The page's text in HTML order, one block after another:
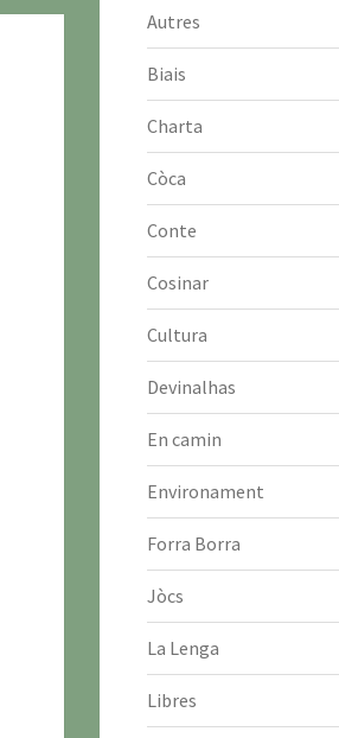
Autres
Biais
Charta
Còca
Conte
Cosinar
Cultura
Devinalhas
En camin
Environament
Forra Borra
Jòcs
La Lenga
Libres